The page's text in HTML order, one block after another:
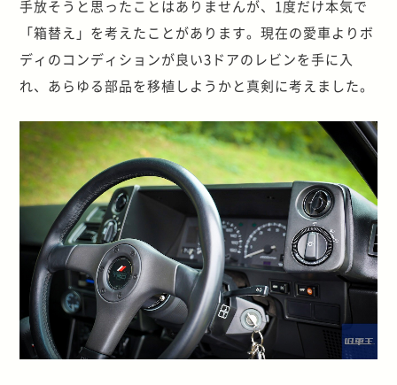
手放そうと思ったことはありませんが、1度だけ本気で
「箱替え」を考えたことがあります。現在の愛車よりボ
ディのコンディションが良い3ドアのレビンを手に入
れ、あらゆる部品を移植しようかと真剣に考えました。